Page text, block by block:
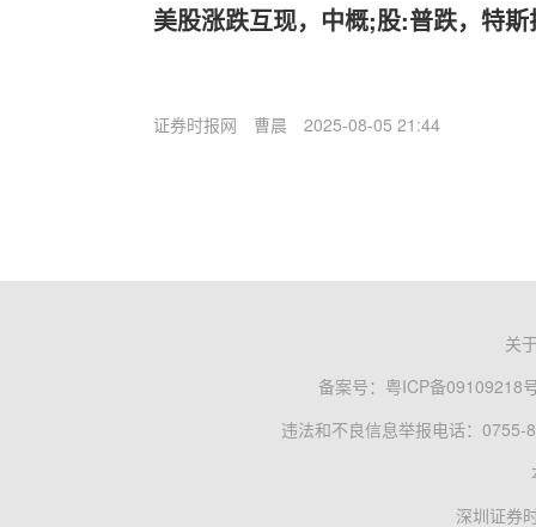
美股涨跌互现，中概;股:普跌，特
证券时报网 曹晨 2025-08-05 21:44
关
备案号： 粤ICP备09109218
违法和不良信息举报电话：0755-
深圳证券